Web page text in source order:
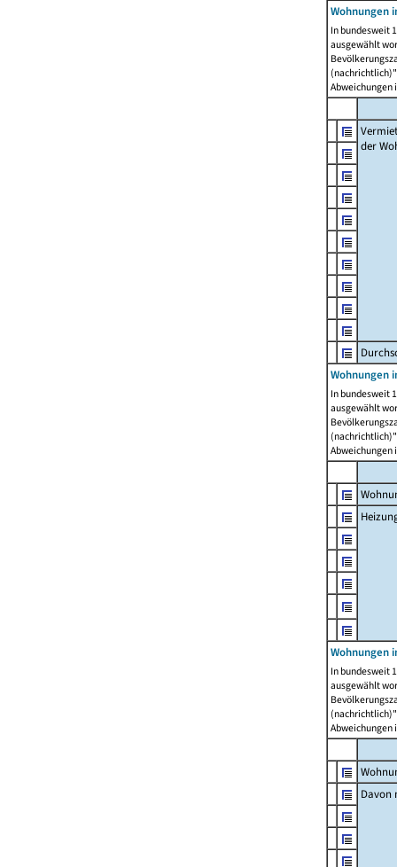
Wohnungen
In bundesweit
ausgewählt
Abweichungen
der
Wohnungen
In bundesweit
ausgewählt
Abweichungen
Wohnungen
In bundesweit
ausgewählt
Abweichungen
Davon